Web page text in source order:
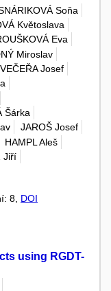
Soňa
Květoslava
Eva
Miroslav
VEČEŘA Josef
Šárka
JAROŠ Josef
HAMPL Aleš
Jiří
8, DOI
using RGDT-